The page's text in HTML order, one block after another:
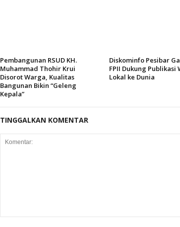
Pembangunan RSUD KH.
Muhammad Thohir Krui
Disorot Warga, Kualitas
Bangunan Bikin “Geleng
Kepala”
Diskominfo Pesibar
FPII Dukung Publikasi
Lokal ke Dunia
TINGGALKAN KOMENTAR